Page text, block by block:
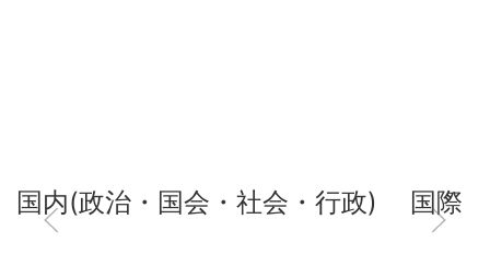
国内(政治・国会・社会・行政) 国際